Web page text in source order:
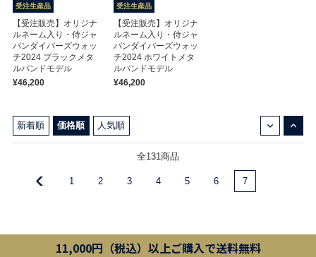
受注生産品
【受注販売】オリジナ
ルネーム入り・侍ジャ
パンダイバーズウォッ
チ2024 ブラックメタ
ルバンドモデル
¥46,200
受注生産品
【受注販売】オリジナ
ルネーム入り・侍ジャ
パンダイバーズウォッ
チ2024 ホワイトメタ
ルバンドモデル
¥46,200
新着順 価格順 人気順
全131商品
1 2 3 4 5 6 7
11,000円（税込）以上ご購入で送料無料